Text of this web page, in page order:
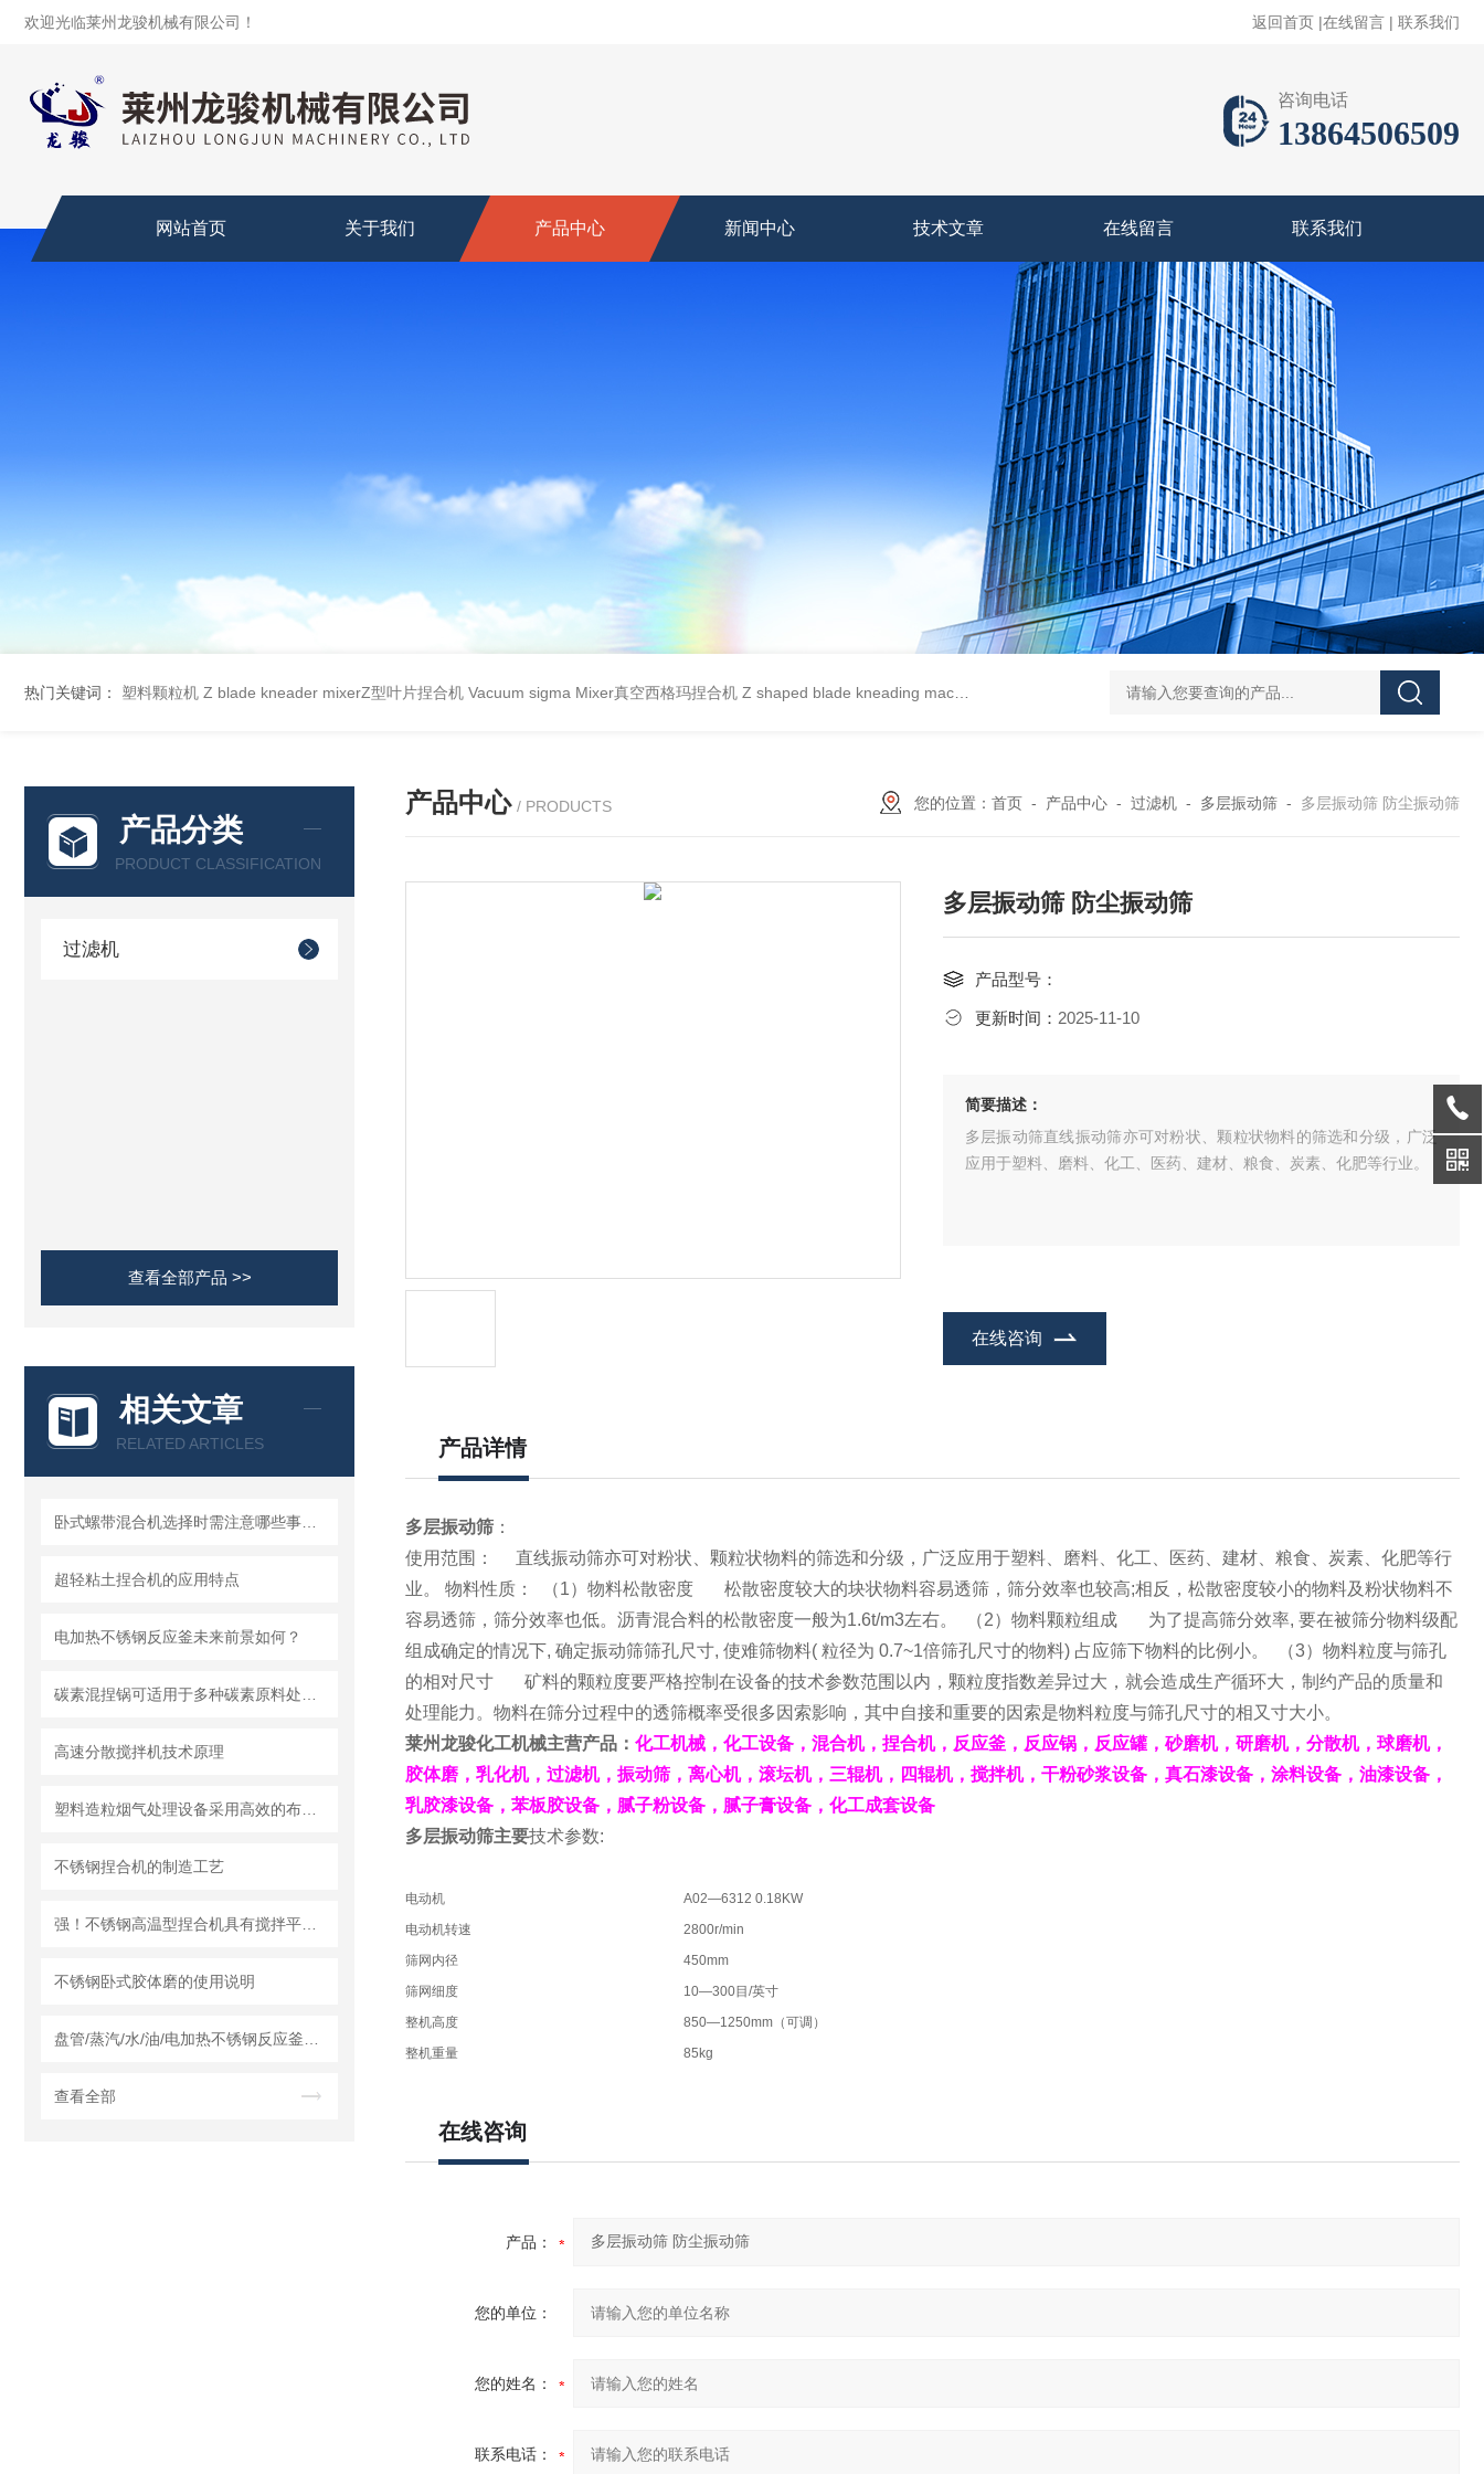
欢迎光临莱州龙骏机械有限公司！ 返回首页 |在线留言 | 联系我们
咨询电话
13864506509
网站首页 关于我们 产品中心 新闻中心 技术文章 在线留言 联系我们
热门关键词： 塑料颗粒机 Z blade kneader mixerZ型叶片捏合机 Vacuum sigma Mixer真空西格玛捏合机 Z shaped blade kneading machineZ型捏合机 Z shaped blade sigma mixerZ型捏合机 Vacuum Kneader真
产品分类
PRODUCT CLASSIFICATION
过滤机
查看全部产品 >>
相关文章
RELATED ARTICLES
超轻粘土捏合机的应用特点
电加热不锈钢反应釜未来前景如何？
高速分散搅拌机技术原理
不锈钢捏合机的制造工艺
不锈钢卧式胶体磨的使用说明
查看全部
产品中心 / PRODUCTS 您的位置： 首页 - 产品中心 - 过滤机 - 多层振动筛 - 多层振动筛 防尘振动筛
多层振动筛 防尘振动筛
产品型号：
更新时间： 2025-11-10
简要描述：
多层振动筛直线振动筛亦可对粉状、颗粒状物料的筛选和分级，广泛
应用于塑料、磨料、化工、医药、建材、粮食、炭素、化肥等行业。
在线咨询
产品详情
多层振动筛：
使用范围： 直线振动筛亦可对粉状、颗粒状物料的筛选和分级，广泛应用于塑料、磨料、化工、医药、建材、粮食、炭素、化肥等行
业。 物料性质： （1）物料松散密度 松散密度较大的块状物料容易透筛，筛分效率也较高;相反，松散密度较小的物料及粉状物料不
容易透筛，筛分效率也低。沥青混合料的松散密度一般为1.6t/m3左右。 （2）物料颗粒组成 为了提高筛分效率, 要在被筛分物料级配
组成确定的情况下, 确定振动筛筛孔尺寸, 使难筛物料( 粒径为 0.7~1倍筛孔尺寸的物料) 占应筛下物料的比例小。 （3）物料粒度与筛孔
的相对尺寸 矿料的颗粒度要严格控制在设备的技术参数范围以内，颗粒度指数差异过大，就会造成生产循环大，制约产品的质量和
处理能力。物料在筛分过程中的透筛概率受很多因索影响，其中自接和重要的因索是物料粒度与筛孔尺寸的相又寸大小。
莱州龙骏化工机械主营产品： 化工机械，化工设备，混合机，捏合机，反应釜，反应锅，反应罐，砂磨机，研磨机，分散机，球磨机，
胶体磨，乳化机，过滤机，振动筛，离心机，滚坛机，三辊机，四辊机，搅拌机，干粉砂浆设备，真石漆设备，涂料设备，油漆设备，
乳胶漆设备，苯板胶设备，腻子粉设备，腻子膏设备，化工成套设备
多层振动筛主要技术参数:
电动机
A02—6312 0.18KW
电动机转速
2800r/min
筛网内径
450mm
筛网细度
10—300目/英寸
整机高度
850—1250mm（可调）
整机重量
85kg
在线咨询
产品：
您的单位：
您的姓名：
联系电话：